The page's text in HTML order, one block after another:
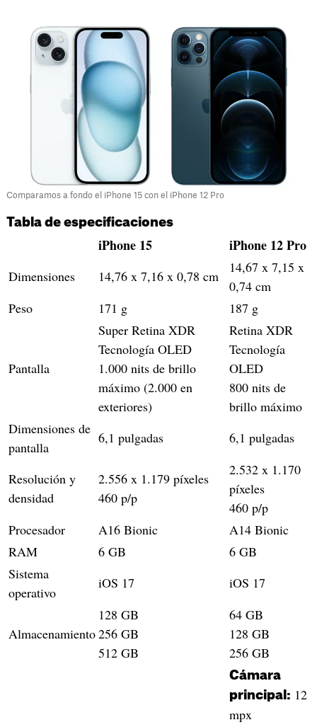
Comparamos a fondo el iPhone 15 con el iPhone 12 Pro
Tabla de especificaciones
iPhone 15 iPhone 12 Pro
Dimensiones 14,76 x 7,16 x 0,78 cm
14,67 x 7,15 x
0,74 cm
Peso
171 g 187 g
Pantalla
Super Retina XDR
Tecnología OLED
1.000 nits de brillo
máximo (2.000 en
exteriores)
Retina XDR
Tecnología
OLED
800 nits de
brillo máximo
Dimensiones de
pantalla
6,1 pulgadas 6,1 pulgadas
Resolución y
densidad
2.556 x 1.179 píxeles
460 p/p
2.532 x 1.170
píxeles
460 p/p
Procesador
A16 Bionic
A14 Bionic
RAM
6 GB
6 GB
Sistema
operativo
iOS 17 iOS 17
Almacenamiento
128 GB
256 GB
512 GB
64 GB
128 GB
256 GB
Cámara
principal: 12
mpx